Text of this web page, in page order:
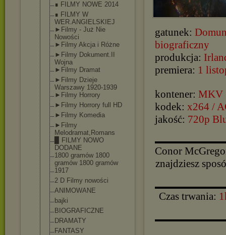
∎ FILMY NOWE 2014
∎ FILMY W
WER.ANGIELSKIEJ
►Filmy - Już Nie
Nowości
►Filmy Akcja i Różne
►Filmy Dokument.II
Wojna
►Filmy Dramat
►Filmy Dzieje
Warszawy 1920-1939
►Filmy Horrory
►Filmy Horrory full HD
►Filmy Komedia
►Filmy
Melodramat,Romans
▉ FILMY NOWO
DODANE
1800 gramów 1800
gramów 1800 gramów
1917
2 D Filmy nowości
ANIMOWANE
bajki
BIOGRAFICZNE
DRAMATY
FANTASY
gatunek:
biograficzny
produkcja:
premiera: 1
kontener: MKV
kodek: x264 /
jakość: 720p
Conor
znajdziesz
Czas trwania: